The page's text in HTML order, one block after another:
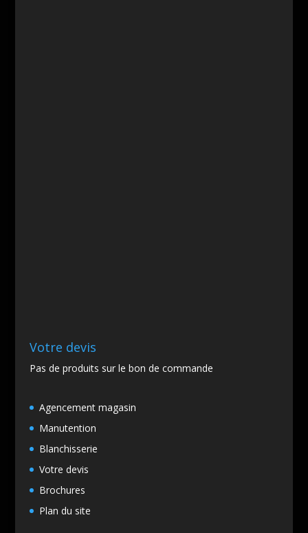
Votre devis
Pas de produits sur le bon de commande
Agencement magasin
Manutention
Blanchisserie
Votre devis
Brochures
Plan du site